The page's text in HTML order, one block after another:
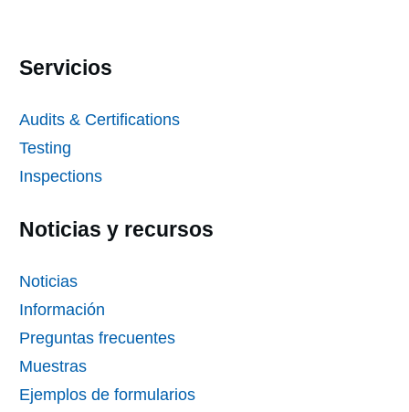
Servicios
Audits & Certifications
Testing
Inspections
Noticias y recursos
Noticias
Información
Preguntas frecuentes
Muestras
Ejemplos de formularios